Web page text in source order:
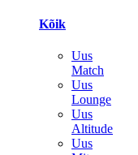
Kõik
Uus
Match
Uus
Lounge
Uus
Altitude
Uus